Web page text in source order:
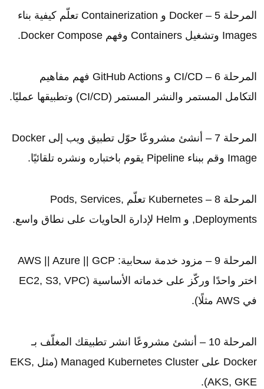
المرحلة 5 – Docker و Containerization تعلّم كيفية بناء
Images وتشغيل Containers وفهم Docker Compose.
المرحلة 6 – CI/CD و GitHub Actions فهم مفاهيم
التكامل المستمر والنشر المستمر (CI/CD) وتطبيقها عمليًا.
المرحلة 7 – أنشئ مشروعًا حوّل تطبيق ويب إلى Docker
Image وقم ببناء Pipeline يقوم باختباره ونشره تلقائيًا.
المرحلة 8 – Kubernetes تعلّم Pods, Services,
Deployments, و Helm لإدارة الحاويات على نطاق واسع.
المرحلة 9 – مزود خدمة سحابية: AWS || Azure || GCP
اختر واحدًا وركّز على خدماته الأساسية (EC2, S3, VPC
في AWS مثلًا).
المرحلة 10 – أنشئ مشروعًا انشر تطبيقك المغلّف بـ
Docker على Managed Kubernetes Cluster (مثل EKS,
AKS, GKE).